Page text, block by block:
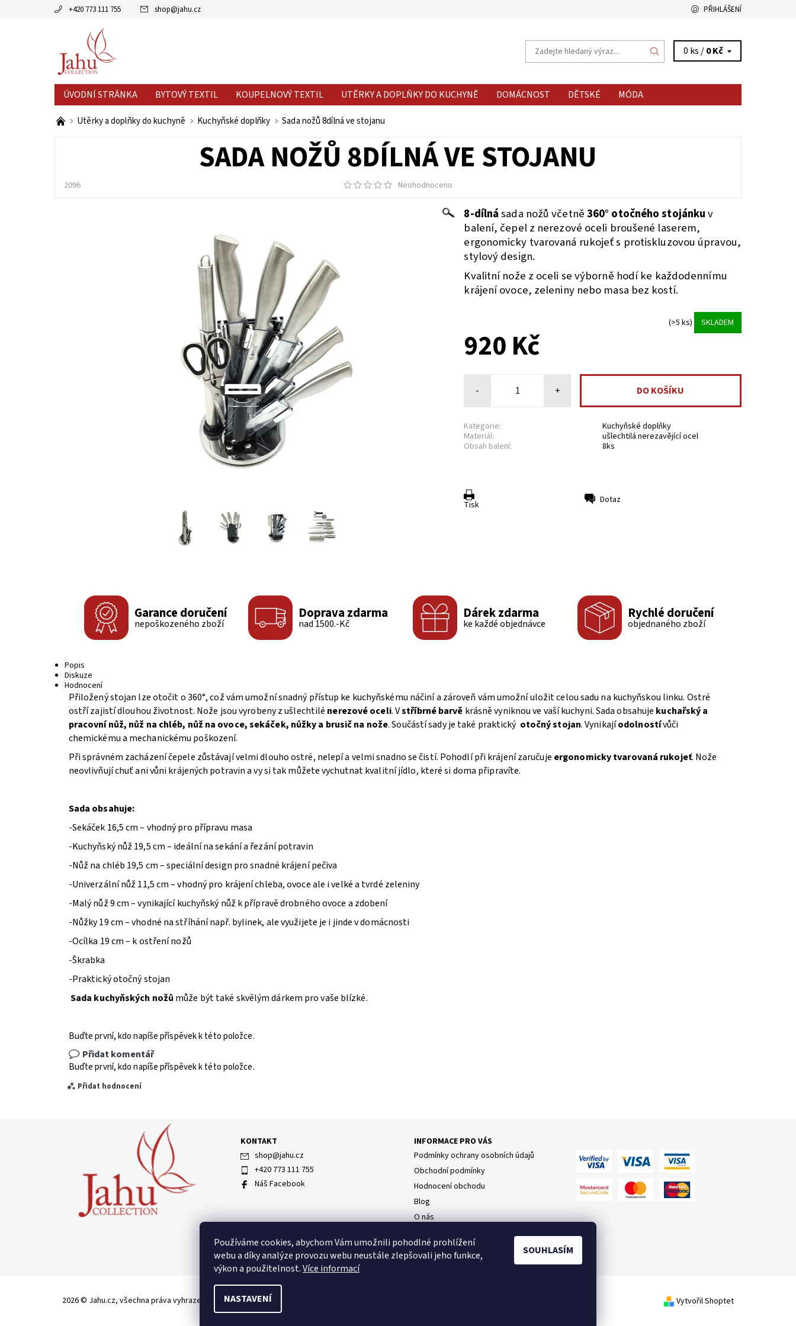
+420 773 111 755 shop@jahu.cz PŘIHLÁŠENÍ
0 ks /0 Kč
ÚVODNÍ STRÁNKA BYTOVÝ TEXTIL KOUPELNOVÝ TEXTIL UTĚRKY A DOPLŇKY DO KUCHYNĚ DOMÁCNOST DĚTSKÉ
MÓDA
AKCE MĚSÍCE
VÝPRODEJ %
Utěrky a doplňky do kuchyně Kuchyňské doplňky Sada nožů 8dílná ve stojanu
SADA NOŽŮ 8DÍLNÁ VE STOJANU
2096 Neohodnoceno
8-dílnásada nožů včetně360° otočného stojánkuv
balení, čepel z nerezové oceli broušené laserem,
ergonomicky tvarovaná rukojeť s protiskluzovou úpravou,
stylový design.
Kvalitní nože z oceli se výborně hodí ke každodennímu
krájení ovoce, zeleniny nebo masa bez kostí.
(>5 ks) SKLADEM
920 Kč
- +
Kategorie:
Kuchyňské doplňky
Materiál:
ušlechtilá nerezavějící ocel
Obsah balení:
8ks
Tisk Dotaz
Garance doručení
nepoškozeného zboží
Doprava zdarma
nad 1500.-Kč
Dárek zdarma
ke každé objednávce
Rychlé doručení
objednaného zboží
Popis
Diskuze
Hodnocení
Přiložený stojan lze otočit o 360°, což vám umožní snadný přístup ke kuchyňskému náčiní a zároveň vám umožní uložit celou sadu na kuchyňskou linku. Ostré
ostří zajistí dlouhou životnost. Nože jsou vyrobeny z ušlechtilé nerezové oceli. Vstříbrné barvě krásně vyniknou ve vaší kuchyni. Sada obsahuje kuchařský a
pracovní nůž, nůž na chléb, nůž na ovoce, sekáček, nůžky a brusič na nože. Součástí sady je také praktický otočný stojan. Vynikajíodolnostívůči
chemickému a mechanickému poškození.
Při správném zacházení čepele zůstávají velmi dlouho ostré, nelepí a velmi snadno se čistí. Pohodlí při krájení zaručuje ergonomicky tvarovaná rukojeť. Nože
neovlivňují chuť ani vůni krájených potravin a vy si tak můžete vychutnat kvalitní jídlo, které si doma připravíte.
Sada obsahuje:
-Sekáček 16,5 cm – vhodný pro přípravu masa
-Kuchyňský nůž 19,5 cm – ideální na sekání a řezání potravin
-Nůž na chléb 19,5 cm – speciální design pro snadné krájení pečiva
-Univerzální nůž 11,5 cm – vhodný pro krájení chleba, ovoce ale i velké a tvrdé zeleniny
-Malý nůž 9 cm – vynikající kuchyňský nůž k přípravě drobného ovoce a zdobení
-Nůžky 19 cm – vhodné na stříhání např. bylinek, ale využijete je i jinde v domácnosti
-Ocílka 19 cm – k ostření nožů
-Škrabka
-Praktický otočný stojan
Sada kuchyňských nožů může být také skvělým dárkem pro vaše blízké.
Buďte první, kdo napíše příspěvek k této položce.
Přidat komentář
Buďte první, kdo napíše příspěvek k této položce.
Přidat hodnocení
podmínkami ochrany osobních údajů
KONTAKT
shop@jahu.cz
+420 773 111 755
Náš Facebook
INFORMACE PRO VÁS
Podmínky ochrany osobních údajů
Obchodní podmínky
Hodnocení obchodu
Blog
O nás
Napište nám
2026 © Jahu.cz, všechna práva vyhrazena Vytvořil Shoptet
Používáme cookies, abychom Vám umožnili pohodlné prohlížení
webu a díky analýze provozu webu neustále zlepšovali jeho funkce,
výkon a použitelnost.Více informací
NASTAVENÍ
SOUHLASÍM